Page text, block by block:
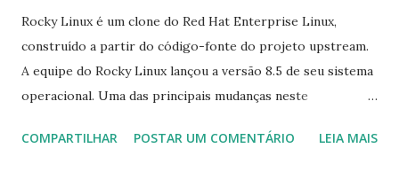
Rocky Linux é um clone do Red Hat Enterprise Linux,
construído a partir do código-fonte do projeto upstream.
A equipe do Rocky Linux lançou a versão 8.5 de seu sistema
operacional. Uma das principais mudanças neste
"Em menos de 48 horas após o lançamento do RHEL-8.5,
COMPARTILHAR POSTAR UM COMENTÁRIO LEIA MAIS